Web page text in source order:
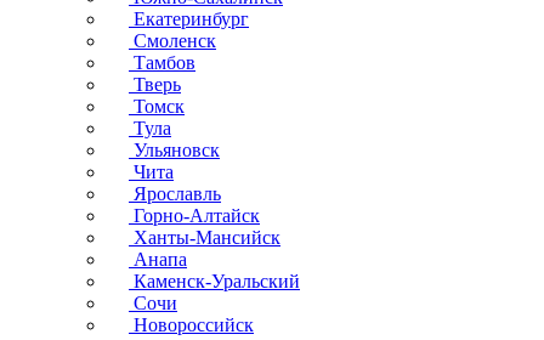
Екатеринбург
Смоленск
Тамбов
Тверь
Томск
Тула
Ульяновск
Чита
Ярославль
Горно-Алтайск
Ханты-Мансийск
Анапа
Каменск-Уральский
Сочи
Новороссийск